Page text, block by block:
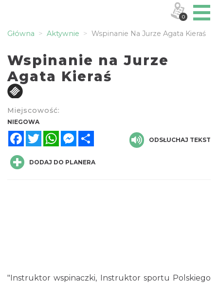
Główna Aktywnie Wspinanie Na Jurze Agata Kieraś
Wspinanie na Jurze
Agata Kieraś
Miejscowość:
NIEGOWA
FacebookTwitterWhatsAppMessenger
ODSŁUCHAJ TEKST
DODAJ DO PLANERA
"Instruktor wspinaczki, Instruktor sportu Polskiego
0